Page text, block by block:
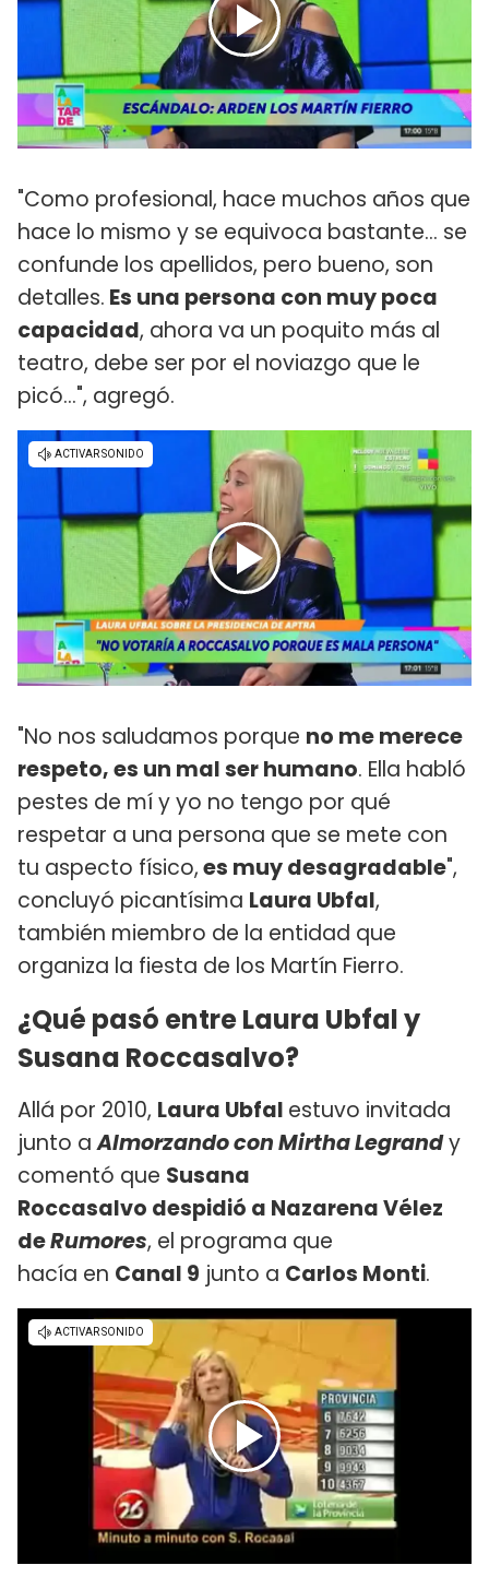
"Como profesional, hace muchos años que
hace lo mismo y se equivoca bastante... se
confunde los apellidos, pero bueno, son
detalles. Es una persona con muy poca
capacidad, ahora va un poquito más al
teatro, debe ser por el noviazgo que le
picó...", agregó.
"No nos saludamos porque no me merece
respeto, es un mal ser humano. Ella habló
pestes de mí y yo no tengo por qué
respetar a una persona que se mete con
tu aspecto físico,es muy desagradable",
concluyó picantísima Laura Ubfal,
también miembro de la entidad que
organiza la fiesta de los Martín Fierro.
¿Qué pasó entre Laura Ubfal y
Susana Roccasalvo?
Allá por 2010, Laura Ubfal estuvo invitada
junto aAlmorzando con Mirtha Legrandy
comentó que Susana
Roccasalvo despidió a Nazarena Vélez
deRumores, el programa que
hacía en Canal 9 junto a Carlos Monti.